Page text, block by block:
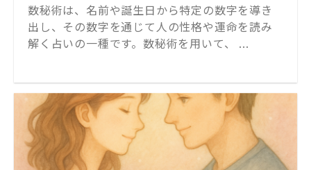
数秘術は、名前や誕生日から特定の数字を導き
出し、その数字を通じて人の性格や運命を読み
解く占いの一種です。数秘術を用いて、 ...